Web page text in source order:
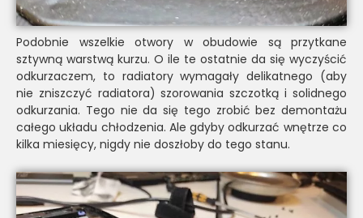
Podobnie wszelkie otwory w obudowie są przytkane
sztywną warstwą kurzu. O ile te ostatnie da się wyczyścić
odkurzaczem, to radiatory wymagały delikatnego (aby
nie zniszczyć radiatora) szorowania szczotką i solidnego
odkurzania. Tego nie da się tego zrobić bez demontażu
całego układu chłodzenia. Ale gdyby odkurzać wnętrze co
kilka miesięcy, nigdy nie doszłoby do tego stanu.